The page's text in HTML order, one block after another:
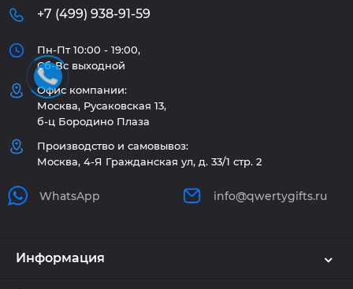
+7 (499) 938-91-59
Пн-Пт 10:00 - 19:00,
Сб-Вс выходной
Офис компании:
Москва, Русаковская 13,
б-ц Бородино Плаза
Производство и самовывоз:
Москва, 4-Я Гражданская ул, д. 33/1 стр. 2
WhatsApp info@qwertygifts.ru
Информация